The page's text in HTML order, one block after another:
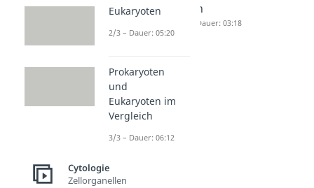
Dauer: 05:05
buli
n
Dauer: 03:18
Eukaryoten
2/3 – Dauer: 05:20
Prokaryoten
und
Eukaryoten im
Vergleich
3/3 – Dauer: 06:12
Cytologie
Zellorganellen